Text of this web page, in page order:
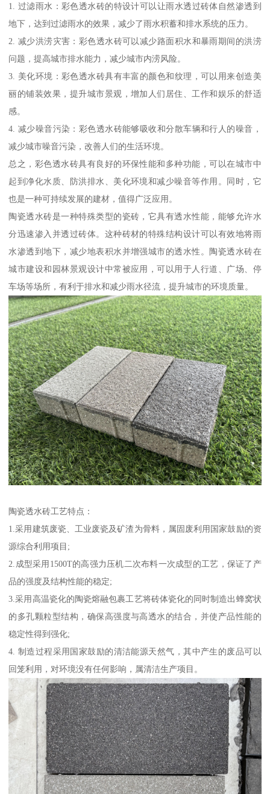
1. 过滤雨水：彩色透水砖的特设计可以让雨水透过砖体自然渗透到
地下，达到过滤雨水的效果，减少了雨水积蓄和排水系统的压力。
2. 减少洪涝灾害：彩色透水砖可以减少路面积水和暴雨期间的洪涝
问题，提高城市排水能力，减少城市内涝风险。
3. 美化环境：彩色透水砖具有丰富的颜色和纹理，可以用来创造美
丽的铺装效果，提升城市景观，增加人们居住、工作和娱乐的舒适
感。
4. 减少噪音污染：彩色透水砖能够吸收和分散车辆和行人的噪音，
减少城市噪音污染，改善人们的生活环境。
总之，彩色透水砖具有良好的环保性能和多种功能，可以在城市中
起到净化水质、防洪排水、美化环境和减少噪音等作用。同时，它
也是一种可持续发展的建材，值得广泛应用。
陶瓷透水砖是一种特殊类型的瓷砖，它具有透水性能，能够允许水
分迅速渗入并透过砖体。这种砖材的特殊结构设计可以有效地将雨
水渗透到地下，减少地表积水并增强城市的透水性。陶瓷透水砖在
城市建设和园林景观设计中常被应用，可以用于人行道、广场、停
车场等场所，有利于排水和减少雨水径流，提升城市的环境质量。
陶瓷透水砖工艺特点：
1.采用建筑废瓷、工业废瓷及矿渣为骨料，属固废利用国家鼓励的资
源综合利用项目;
2.成型采用1500T的高强力压机二次布料一次成型的工艺，保证了产
品的强度及结构性能的稳定;
3.采用高温瓷化的陶瓷熔融包裹工艺将砖体瓷化的同时制造出蜂窝状
的多孔颗粒型结构，确保高强度与高透水的结合，并使产品性能的
稳定性得到强化;
4. 制造过程采用国家鼓励的清洁能源天然气，其中产生的废品可以
回笼利用，对环境没有任何影响，属清洁生产项目。